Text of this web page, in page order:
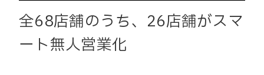
全68店舗のうち、26店舗がスマ
ート無人営業化